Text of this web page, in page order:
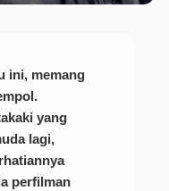
ini, memang
yang
lagi,
perfilman